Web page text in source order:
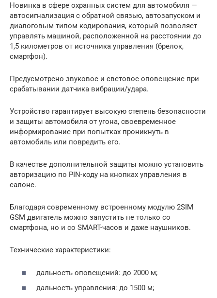
Новинка в сфере охранных систем для автомобиля —
автосигнализация с обратной связью, автозапуском и
диалоговым типом кодирования, который позволяет
управлять машиной, расположенной на расстоянии до
1,5 километров от источника управления (брелок,
смартфон).
Предусмотрено звуковое и световое оповещение при
срабатывании датчика вибрации/удара.
Устройство гарантирует высокую степень безопасности
и защиты автомобиля от угона, своевременное
информирование при попытках проникнуть в
автомобиль или повредить его.
В качестве дополнительной защиты можно установить
авторизацию по PIN-коду на кнопках управления в
салоне.
Благодаря современному встроенному модулю 2SIM
GSM двигатель можно запустить не только со
смартфона, но и со SMART-часов и даже наушников.
Технические характеристики:
дальность оповещений: до 2000 м;
дальность управления: до 1500 м;